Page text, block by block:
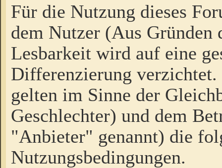
Für die Nutzung dieses
dem Nutzer (Aus Gründen
Lesbarkeit wird auf eine
Differenzierung
gelten im Sinne der
Geschlechter) und dem
"Anbieter" genannt) die
Nutzungsbedingungen.